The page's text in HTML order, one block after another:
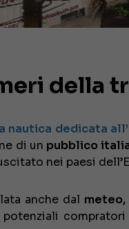
della
nautica dedicata
di un pubblico
nei paesi
anche dal